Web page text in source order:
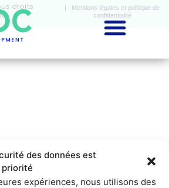
des données est
expériences, nous utilisons des
droits
| Mentions légales et politique de
confidentialité